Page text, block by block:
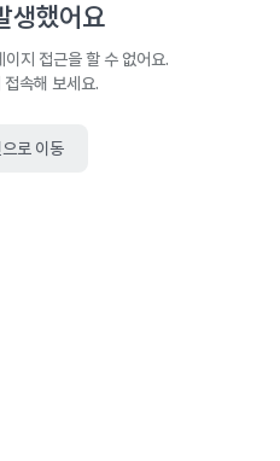
생했어요
지 접근을 할 수 없어요.
접속해 보세요.
로 이동